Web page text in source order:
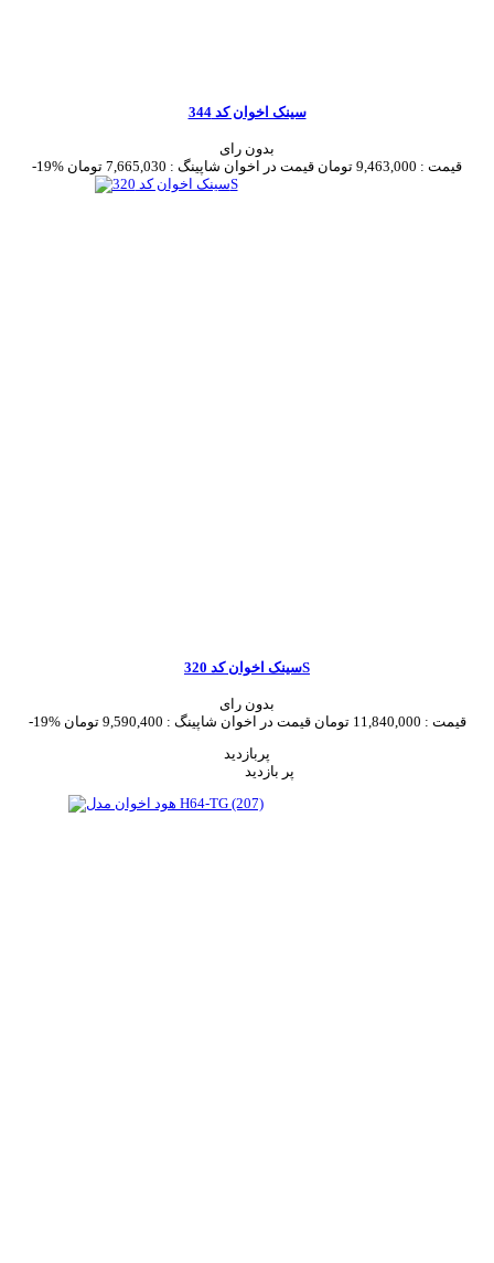
سینک اخوان کد 344
بدون رای
-19%
قیمت : 9,463,000 تومان قیمت در اخوان شاپینگ : 7,665,030 تومان
سینک اخوان کد 320S
بدون رای
-19%
قیمت : 11,840,000 تومان قیمت در اخوان شاپینگ : 9,590,400 تومان
پربازدید
پر بازدید